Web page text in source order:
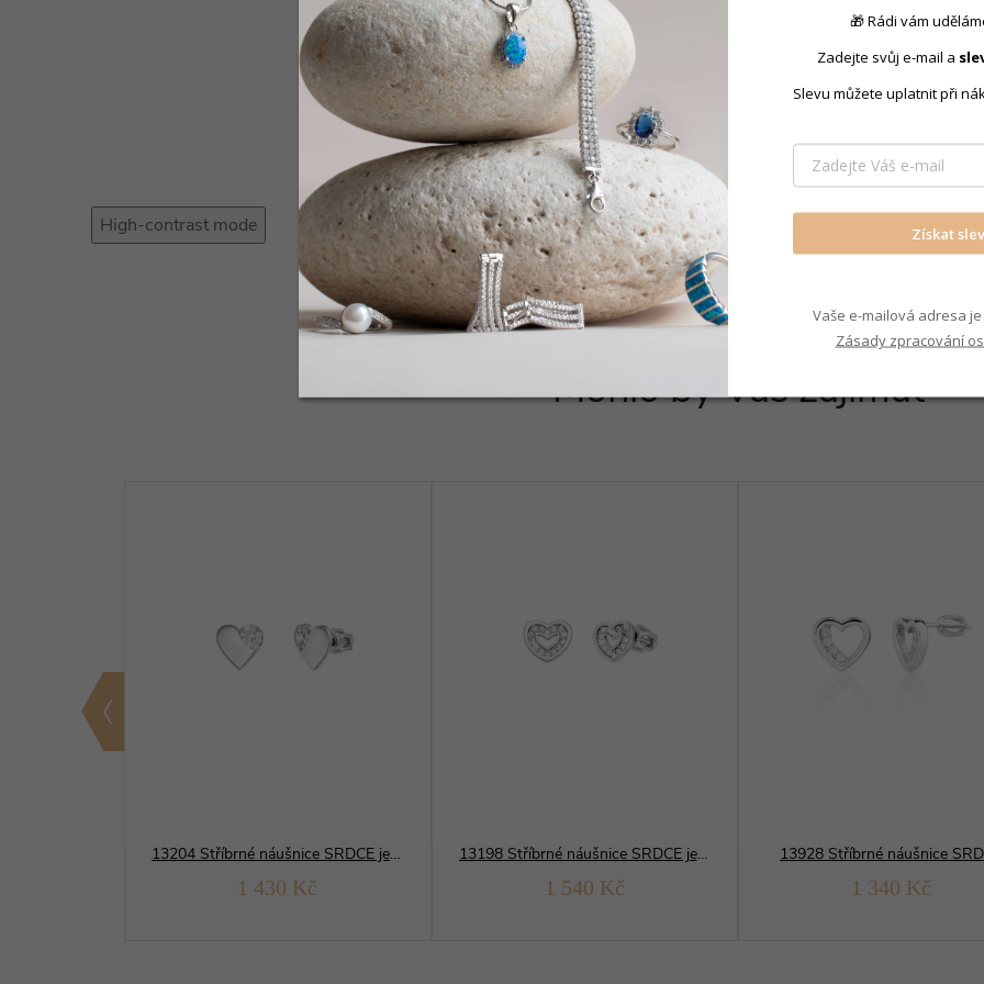
Produkt
Náušnice
High-contrast mode
Mohlo by Vás zajímat
13204 Stříbrné náušnice SRDCE jemné
1 430 Kč
13198 Stříbrné náušnice SRDCE jemné
1 540 Kč
13928 Stříbrné náušnice
1 340 Kč
🎁 Rádi vám
Zadejte svůj e-mail a
Slevu můžete uplatnit při
Získat
Vaše e-mailová adresa
Zásady zpracování